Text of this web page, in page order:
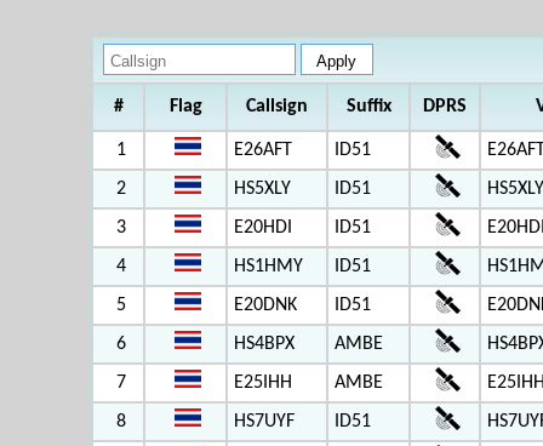
# Flag Callsign Suffix DPRS
1 E26AFT ID51
2
HS5XLY ID51
3
E20HDI ID51
4
HS1HMY ID51
5
E20DNK ID51
6
HS4BPX AMBE
7
E25IHH AMBE
8
HS7UYF ID51